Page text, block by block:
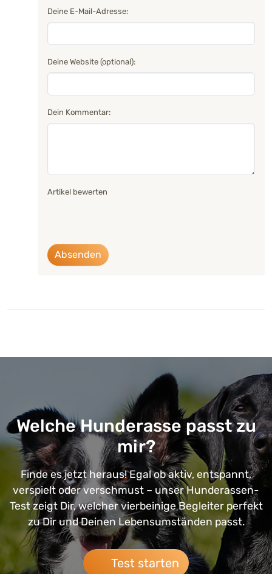
Deine E-Mail-Adresse:
Deine Website (optional):
Dein Kommentar:
Artikel bewerten
Absenden
Welche Hunderasse passt zu
mir?
Finde es jetzt heraus! Egal ob aktiv, entspannt,
verspielt oder verschmust – unser Hunderassen-
Test zeigt Dir, welcher vierbeinige Begleiter perfekt
zu Dir und Deinen Lebensumständen passt.
Test starten